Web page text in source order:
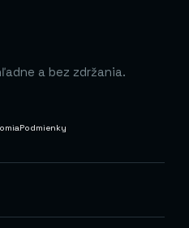
a bez zdržania.
Podmienky